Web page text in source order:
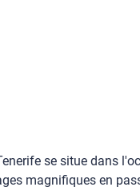
se situe dans
magnifiques en